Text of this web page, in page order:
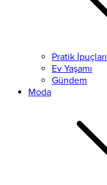
Pratik İpuçları
Ev Yaşamı
Gündem
Moda